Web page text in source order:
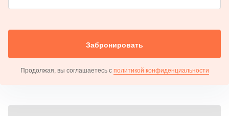
Забронировать
Продолжая, вы соглашаетесь с политикой конфиденциальности